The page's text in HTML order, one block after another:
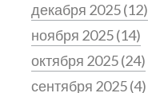
декабря 2025(12)
ноября 2025(14)
октября 2025(24)
сентября 2025(4)